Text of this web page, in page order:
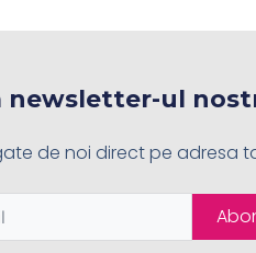
newsletter-ul
de noi direct pe adresa